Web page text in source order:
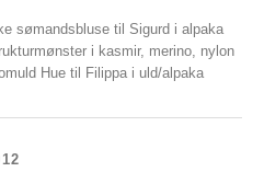
sømandsbluse til Sigurd i alpaka
i kasmir, merino, nylon
Hue til Filippa i uld/alpaka